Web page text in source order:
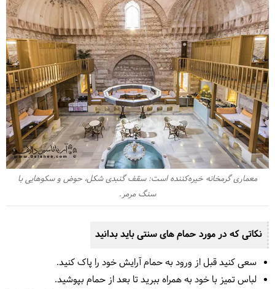
معماری گرمخانه خیره‌کننده است: سقف گنبدی شکل، حوض و سکوهایی با
سنگ مرمر.
نکاتی که در مورد حمام های سنتی باید بدانید
سعی کنید قبل از ورود به حمام آرایش خود را پاک کنید.
لباس تمیز با خود به همراه ببرید تا بعد از حمام بپوشید.